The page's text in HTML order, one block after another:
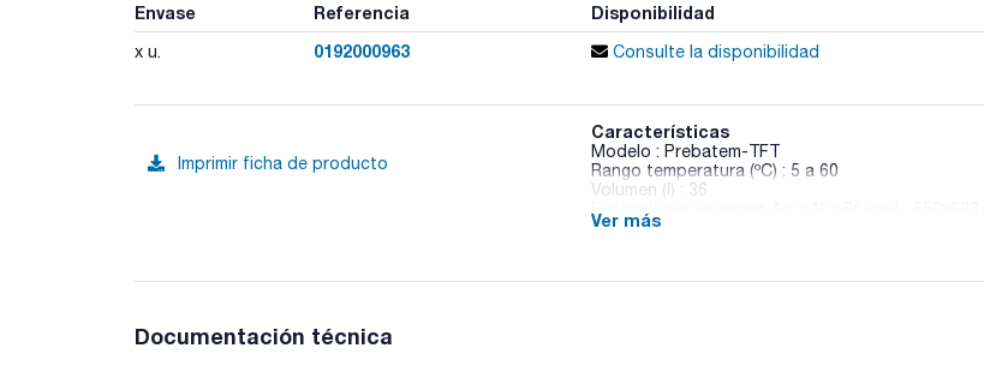
Envase Referencia Disponibilidad
x u. 0192000963 Consulte la disponibilidad
Imprimir ficha de producto
Características
Modelo : Prebatem-TFT
Rango temperatura (ºC) : 5 a 60
Volumen (l) : 36
Peso (Kg) : 54
Pack (u.) : 1
Ver más
Documentación técnica